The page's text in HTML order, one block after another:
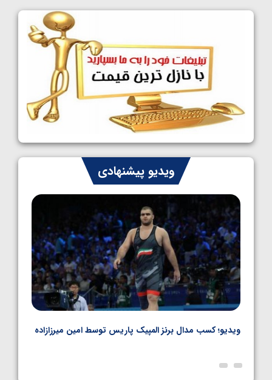
کشتی آزاد نوجوانان جهان؛ رقبای نمایندگان
ایران مشخص شدند
1405/05/08
کشتی فرنگی نوجوانان جهان؛ سکوی تیمی
سوم برای ایران
1405/05/07
ایران چشم به راه چهار مدال در پنج وزن دوم
کشتی فرنگی نوجوانان جهان
1405/05/06
ویدیو پیشنهادی
ویدیو؛ کسب مدال برنز المپیک پاریس توسط امین میرزازاده